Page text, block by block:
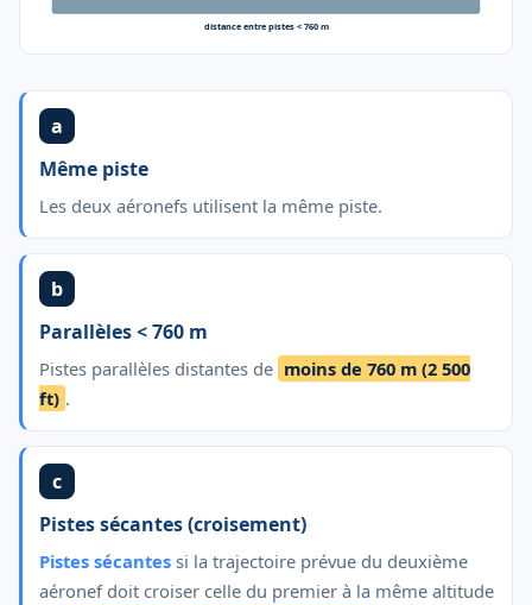
distance entre pistes < 760 m
a
Même piste
Les deux aéronefs utilisent la même piste.
b
Parallèles < 760 m
Pistes parallèles distantes de moins de 760 m (2 500
ft) .
c
Pistes sécantes (croisement)
Pistes sécantes si la trajectoire prévue du deuxième
aéronef doit croiser celle du premier à la même altitude